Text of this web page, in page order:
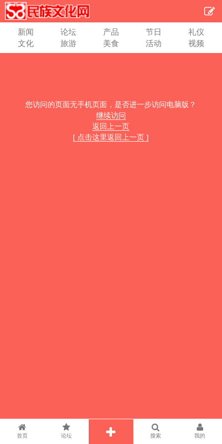
新闻 论坛 产品 节日
礼仪
文化
旅游 美食 活动 视频
您访问的页面无手机页面，是否进一步访问电脑版？
继续访问
返回上一页
[ 点击这里返回上一页 ]
首页 论坛 搜索 我的